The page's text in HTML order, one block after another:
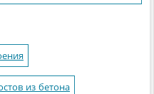
из бетона